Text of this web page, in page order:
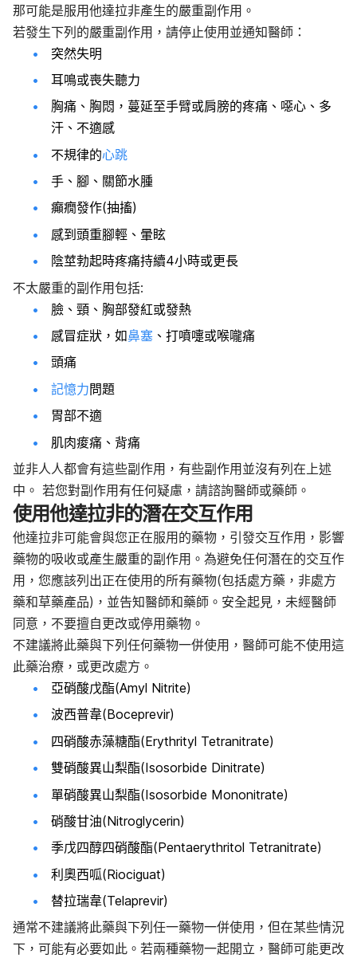
那可能是服用他達拉非產生的嚴重副作用。
若發生下列的嚴重副作用，請停止使用並通知醫師：
突然失明
耳鳴或喪失聽力
胸痛、胸悶，蔓延至手臂或肩膀的疼痛、噁心、多
汗、不適感
不規律的心跳
手、腳、關節水腫
癲癇發作(抽搐)
感到頭重腳輕、暈眩
陰莖勃起時疼痛持續4小時或更長
不太嚴重的副作用包括:
臉、頸、胸部發紅或發熱
感冒症狀，如鼻塞 、打噴嚏或喉嚨痛
頭痛
記憶力問題
胃部不適
肌肉痠痛、背痛
並非人人都會有這些副作用，有些副作用並沒有列在上述
中。 若您對副作用有任何疑慮，請諮詢醫師或藥師。
使用他達拉非的潛在交互作用
他達拉非可能會與您正在服用的藥物，引發交互作用，影響
藥物的吸收或產生嚴重的副作用。為避免任何潛在的交互作
用，您應該列出正在使用的所有藥物(包括處方藥，非處方
藥和草藥產品)，並告知醫師和藥師。安全起見，未經醫師
同意，不要擅自更改或停用藥物。
不建議將此藥與下列任何藥物一併使用，醫師可能不使用這
此藥治療，或更改處方。
亞硝酸戊酯(Amyl Nitrite)
波西普韋(Boceprevir)
四硝酸赤藻糖酯(Erythrityl Tetranitrate)
雙硝酸異山梨酯(Isosorbide Dinitrate)
單硝酸異山梨酯(Isosorbide Mononitrate)
硝酸甘油(Nitroglycerin)
季戊四醇四硝酸酯(Pentaerythritol Tetranitrate)
利奧西呱(Riociguat)
替拉瑞韋(Telaprevir)
通常不建議將此藥與下列任一藥物一併使用，但在某些情況
下，可能有必要如此。若兩種藥物一起開立，醫師可能更改